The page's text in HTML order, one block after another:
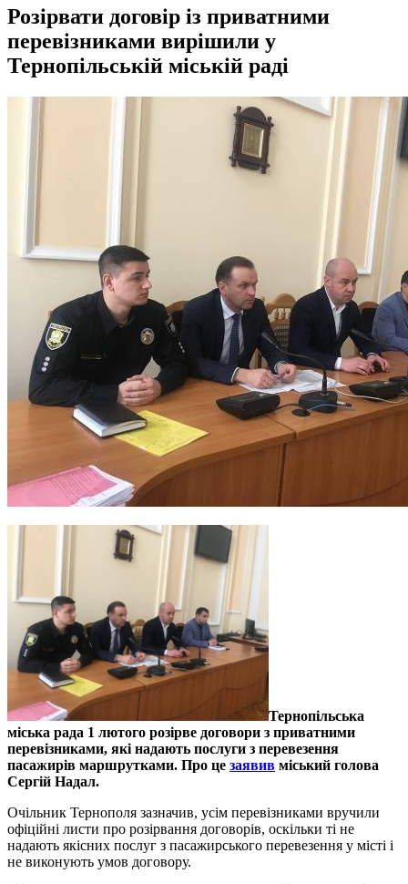
Розірвати договір із приватними
перевізниками вирішили у
Тернопільській міській раді
Тернопільська
міська рада 1 лютого розірве договори з приватними
перевізниками, які надають послуги з перевезення
пасажирів маршрутками. Про це заявив міський голова
Сергій Надал.
Очільник Тернополя зазначив, усім перевізниками вручили
офіційні листи про розірвання договорів, оскільки ті не
надають якісних послуг з пасажирського перевезення у місті і
не виконують умов договору.